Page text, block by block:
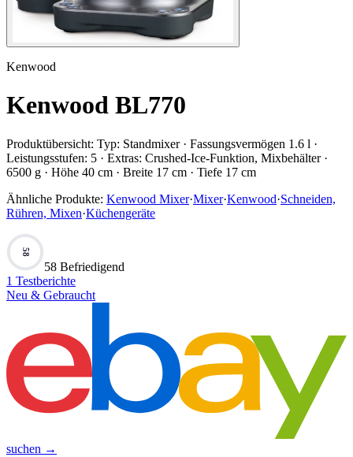
Kenwood
Kenwood BL770
Produktübersicht: Typ: Standmixer · Fassungsvermögen 1.6 l ·
Leistungsstufen: 5 · Extras: Crushed-Ice-Funktion, Mixbehälter ·
6500 g · Höhe 40 cm · Breite 17 cm · Tiefe 17 cm
Ähnliche Produkte: Kenwood Mixer·Mixer·Kenwood·Schneiden,
Rühren, Mixen·Küchengeräte
58
58 Befriedigend
1 Testberichte
Neu & Gebraucht
suchen →